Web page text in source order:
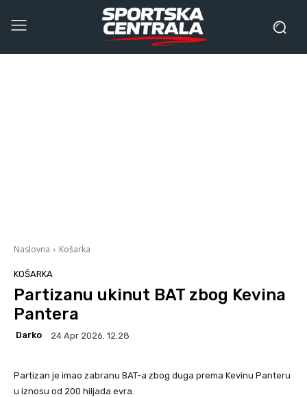
Naslovna Košarka
KOŠARKA
Partizanu ukinut BAT zbog Kevina
Pantera
Darko 24 Apr 2026. 12:28
Partizan je imao zabranu BAT-a zbog duga prema Kevinu Panteru
u iznosu od 200 hiljada evra.